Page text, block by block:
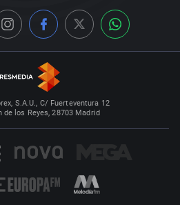
S.A.U., C/ Fuerteventura 12
de los Reyes, 28703 Madrid